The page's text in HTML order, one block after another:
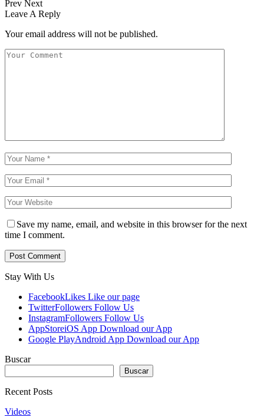
Prev Next
Leave A Reply
Your email address will not be published.
Save my name, email, and website in this browser for the next
time I comment.
Stay With Us
FacebookLikes Like our page
TwitterFollowers Follow Us
InstagramFollowers Follow Us
AppStoreiOS App Download our App
Google PlayAndroid App Download our App
Buscar
Buscar
Recent Posts
Videos